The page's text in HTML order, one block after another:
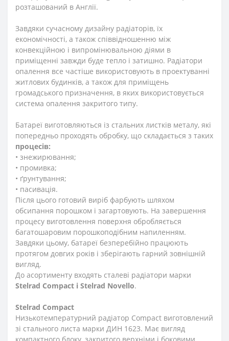
розташований в Англії.
Завдяки сучасному дизайну радіаторів, їх
економічності, а також співвідношенню між
конвекційною і випромінювальною діями в
приміщенні завжди буде тепло і затишно. Радіатори
опалення все частіше використовують в проектуванні
житлових будинків, а також для приміщень
громадського призначення, в яких використовується
система опалення закритого типу.
Батареї виготовляються із стальних листків металу, які
попередньо проходять обробку, що складається з таких
процесів:
• знежирювання;
• промивка;
• ґрунтування;
• пасивація.
Після цього готовий виріб фарбують шляхом
обсипання порошком і загартовують. На завершення
процесу виготовлення поверхня обробляється
багатошаровим порошкоподібним напиленням.
Завдяки цьому, батареї безперебійно працюють
протягом довгих років і зберігають гарний зовнішній
вигляд.
До асортименту входять сталеві радіатори марки
Stelrad Compact i Stelrad Novello.
Stelrad Compact
Низькотемпературний радіатор Compact виготовлений
зі стального листа марки ДИН 1623. Має вигляд